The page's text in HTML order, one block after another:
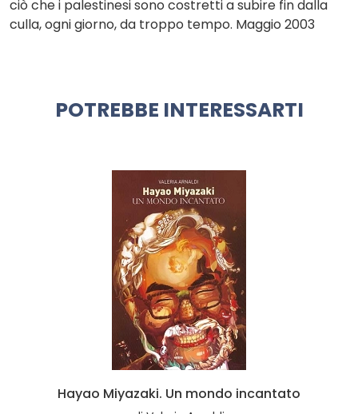
ciò che i palestinesi sono costretti a subire fin dalla
culla, ogni giorno, da troppo tempo. Maggio 2003
POTREBBE INTERESSARTI
Hayao Miyazaki. Un mondo incantato